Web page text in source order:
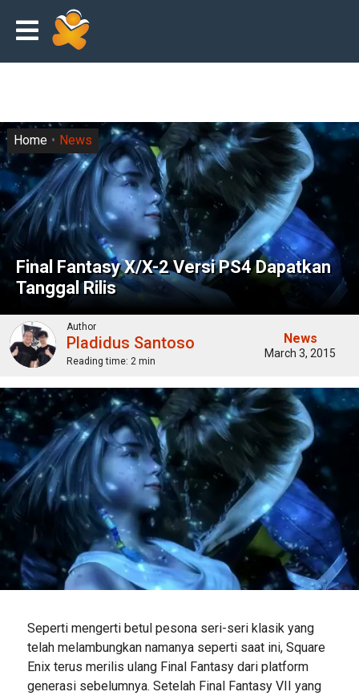
Final Fantasy X/X-2 Versi PS4 Dapatkan
Tanggal Rilis
Home News
Author
Pladidus Santoso
Reading time: 2 min
News
March 3, 2015
Seperti mengerti betul pesona seri-seri klasik yang
telah melambungkan namanya seperti saat ini, Square
Enix terus merilis ulang Final Fantasy dari platform
generasi sebelumnya. Setelah Final Fantasy VII yang